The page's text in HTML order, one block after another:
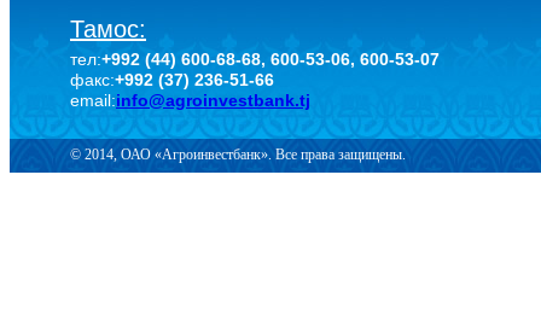
Тамос:
тел:+992 (44) 600-68-68, 600-53-06, 600-53-07
факс:+992 (37) 236-51-66
email:info@agroinvestbank.tj
© 2014, ОАО «Агроинвестбанк». Все права защищены.